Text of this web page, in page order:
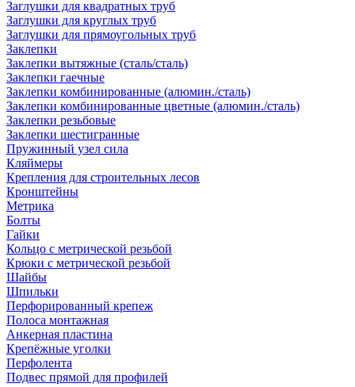
Заглушки для квадратных труб
Заглушки для круглых труб
Заглушки для прямоугольных труб
Заклепки
Заклепки вытяжные (сталь/сталь)
Заклепки гаечные
Заклепки комбинированные (алюмин./сталь)
Заклепки комбинированные цветные (алюмин./сталь)
Заклепки резьбовые
Заклепки шестигранные
Пружинный узел сила
Кляймеры
Крепления для строительных лесов
Кронштейны
Метрика
Болты
Гайки
Кольцо с метрической резьбой
Крюки с метрической резьбой
Шайбы
Шпильки
Перфорированный крепеж
Полоса монтажная
Анкерная пластина
Крепёжные уголки
Перфолента
Подвес прямой для профилей